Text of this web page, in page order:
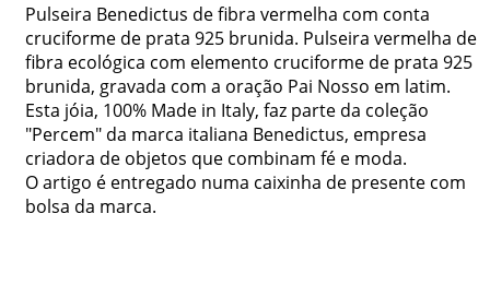
Pulseira Benedictus de fibra vermelha com conta
cruciforme de prata 925 brunida. Pulseira vermelha de
fibra ecológica com elemento cruciforme de prata 925
brunida, gravada com a oração Pai Nosso em latim.
Esta jóia, 100% Made in Italy, faz parte da coleção
"Percem" da marca italiana Benedictus, empresa
criadora de objetos que combinam fé e moda.
O artigo é entregado numa caixinha de presente com
bolsa da marca.